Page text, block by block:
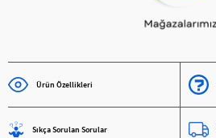
Ürün Özellikleri
Sıkça Sorulan Sorular